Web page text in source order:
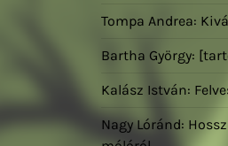
Tompa Andrea:
Bartha György:
Kalász István:
Nagy Lóránd: